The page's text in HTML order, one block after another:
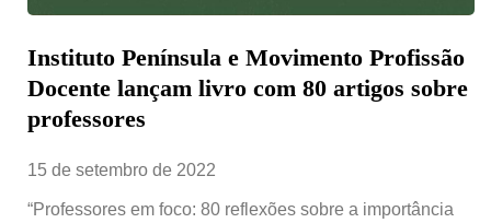
Instituto Península e Movimento Profissão
Docente lançam livro com 80 artigos sobre
professores
15 de setembro de 2022
“Professores em foco: 80 reflexões sobre a importância